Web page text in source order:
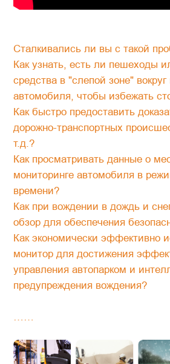
Сталкивались ли вы с такой
Как узнать, есть ли пешеходы
средства в "слепой зоне"
автомобиля, чтобы избежать
Как быстро предоставить
дорожно-транспортных
т.д.?
Как просматривать данные о
мониторинге автомобиля в
времени?
Как при вождении в дождь и
обзор для обеспечения
Как экономически эффективно
монитор для достижения
управления автопарком и
предупреждения вождения?
……